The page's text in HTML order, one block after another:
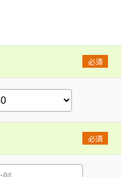
必須
必須